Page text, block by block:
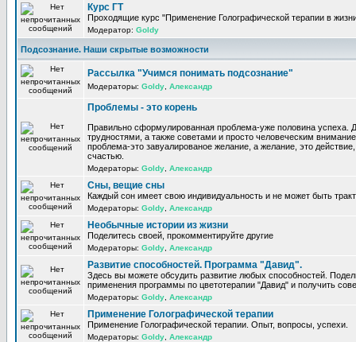
Курс ГТ
Проходящие курс "Применение Голографической терапии в
Модератор: Goldy
Подсознание. Наши скрытые возможности
Рассылка "Учимся понимать подсознание"
Модераторы: Goldy Александр
Проблемы - это корень
Правильно сформулированная проблема-уже половина успеха.
трудностями, а также советами и просто человеческим
проблема-это завуалированое желание, а желание, это
счастью.
Модераторы: Goldy Александр
Сны, вещие сны
Каждый сон имеет свою индивидуальность и не может быть
Модераторы: Goldy Александр
Необычные истории из жизни
Поделитесь своей, прокомментируйте другие
Модераторы: Goldy Александр
Развитие способностей. Программа "Давид".
Здесь вы можете обсудить развитие любых способностей.
применения программы по цветотерапии "Давид" и получить
Модераторы: Goldy Александр
Применение Голографической терапии
Применение Голографической терапии. Опыт, вопросы, успехи.
Модераторы: Goldy Александр